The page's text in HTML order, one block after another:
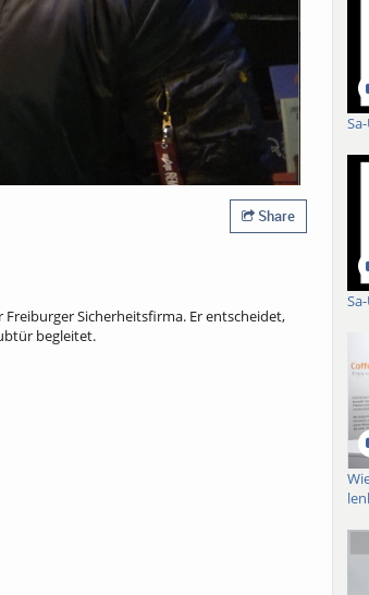
Share
Sicherheitsfirma. Er entscheidet,
begleitet.